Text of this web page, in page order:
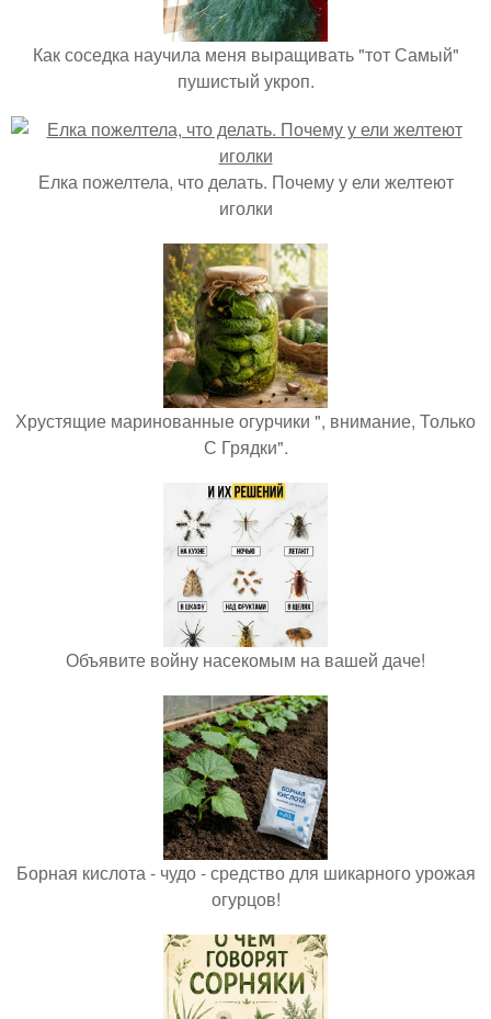
Как соседка научила меня выращивать "тот Самый"
пушистый укроп.
Елка пожелтела, что делать. Почему у ели желтеют
иголки
Хрустящие маринованные огурчики ", внимание, Только
С Грядки".
Объявите войну насекомым на вашей даче!
Борная кислота - чудо - средство для шикарного урожая
огурцов!